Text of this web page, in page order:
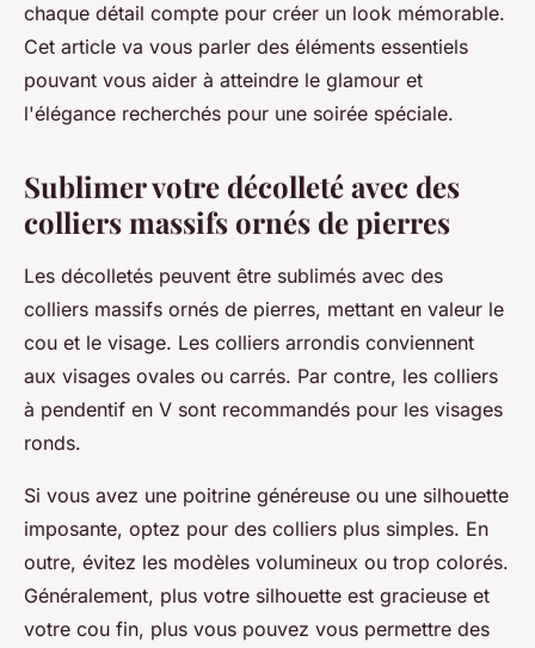
Charles• 4 juillet 2023•3 min de lecture
chaque détail compte pour créer un look mémorable.
Cet article va vous parler des éléments essentiels
pouvant vous aider à atteindre le glamour et
l'élégance recherchés pour une soirée spéciale.
Sublimer votre décolleté avec des
colliers massifs ornés de pierres
Les décolletés peuvent être sublimés avec des
colliers massifs ornés de pierres, mettant en valeur le
cou et le visage. Les colliers arrondis conviennent
aux visages ovales ou carrés. Par contre, les colliers
à pendentif en V sont recommandés pour les visages
ronds.
Si vous avez une poitrine généreuse ou une silhouette
imposante, optez pour des colliers plus simples. En
outre, évitez les modèles volumineux ou trop colorés.
Généralement, plus votre silhouette est gracieuse et
votre cou fin, plus vous pouvez vous permettre des